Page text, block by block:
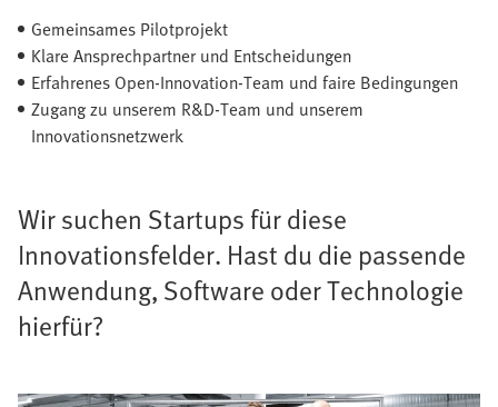
Gemeinsames Pilotprojekt
Klare Ansprechpartner und Entscheidungen
Erfahrenes Open-Innovation-Team und faire Bedingungen
Zugang zu unserem R&D-Team und unserem
Innovationsnetzwerk
Wir suchen Startups für diese
Innovationsfelder. Hast du die passende
Anwendung, Software oder Technologie
hierfür?